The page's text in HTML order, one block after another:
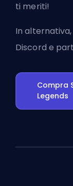
ti meriti!
In
Discord e
Compra
Legends